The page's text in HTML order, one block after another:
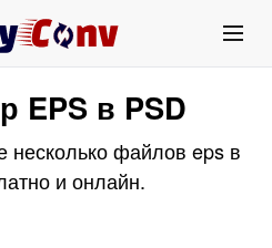
EPS в PSD
несколько файлов eps в
и онлайн.